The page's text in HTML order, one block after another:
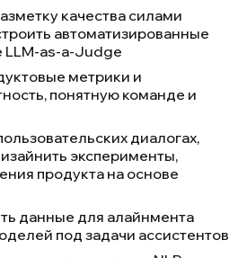
качества силами
автоматизированные
LLM-as-a-Judge
метрики и
понятную команде и
диалогах,
эксперименты,
продукта на основе
данные для алайнмента
под задачи ассистентов